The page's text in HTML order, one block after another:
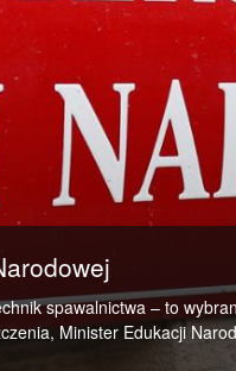
spawalnictwa – to
Minister Edukacji